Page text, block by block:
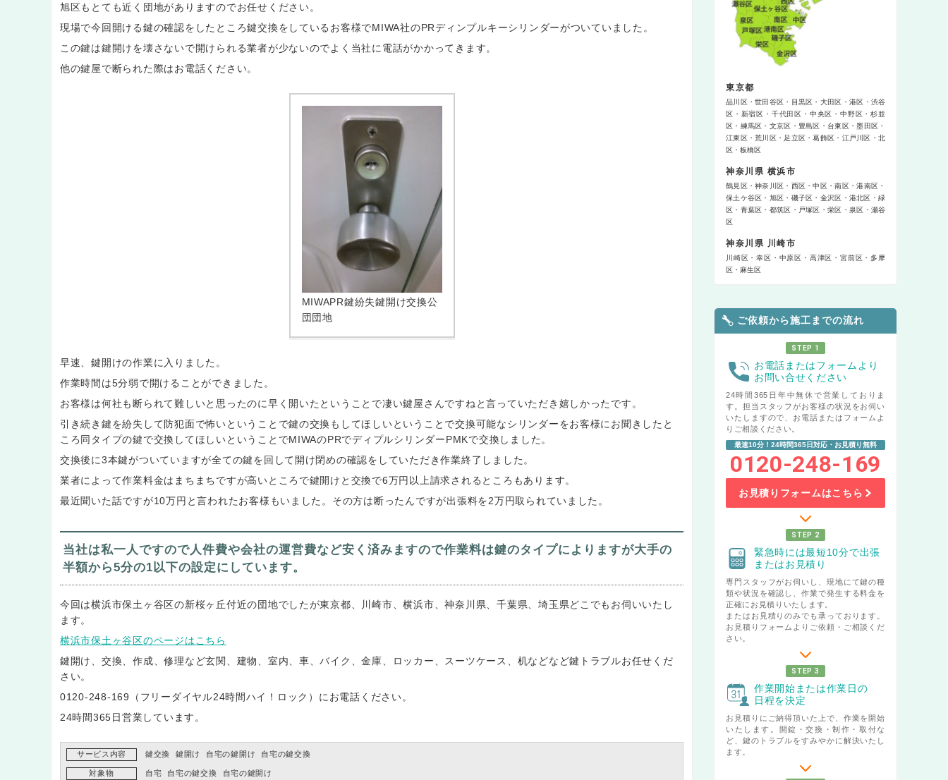
旭区もとても近く団地がありますのでお任せください。
現場で今回開ける鍵の確認をしたところ鍵交換をしているお客様でMIWA社のPRディンプルキーシリンダーがついていました。
この鍵は鍵開けを壊さないで開けられる業者が少ないのでよく当社に電話がかかってきます。
他の鍵屋で断られた際はお電話ください。
MIWAPR鍵紛失鍵開け交換公
団団地
早速、鍵開けの作業に入りました。
作業時間は5分弱で開けることができました。
お客様は何社も断られて難しいと思ったのに早く開いたということで凄い鍵屋さんですねと言っていただき嬉しかったです。
引き続き鍵を紛失して防犯面で怖いということで鍵の交換もしてほしいということで交換可能なシリンダーをお客様にお聞きしたと
ころ同タイプの鍵で交換してほしいということでMIWAのPRでディプルシリンダーPMKで交換しました。
交換後に3本鍵がついていますが全ての鍵を回して開け閉めの確認をしていただき作業終了しました。
業者によって作業料金はまちまちですが高いところで鍵開けと交換で6万円以上請求されるところもあります。
最近聞いた話ですが10万円と言われたお客様もいました。その方は断ったんですが出張料を2万円取られていました。
当社は私一人ですので人件費や会社の運営費など安く済みますので作業料は鍵のタイプによりますが大手の
半額から5分の1以下の設定にしています。
今回は横浜市保土ヶ谷区の新桜ヶ丘付近の団地でしたが東京都、川崎市、横浜市、神奈川県、千葉県、埼玉県どこでもお伺いいたし
ます。
横浜市保土ヶ谷区のページはこちら
鍵開け、交換、作成、修理など玄関、建物、室内、車、バイク、金庫、ロッカー、スーツケース、机などなど鍵トラブルお任せくだ
さい。
0120-248-169（フリーダイヤル24時間ハイ！ロック）にお電話ください。
24時間365日営業しています。
サービス内容 鍵交換 鍵開け 自宅の鍵開け 自宅の鍵交換
対象物 自宅 自宅の鍵交換 自宅の鍵開け
東京都
品川区 世田谷区 目黒区 大田区 港区
渋谷
区
新宿区 千代田区 中央区 中野区
杉並
区
練馬区 文京区 豊島区 台東区
墨田区
江東区
荒川区 足立区 葛飾区 江戸川区
北
区
板橋区
神奈川県 横浜市
鶴見区 神奈川区 西区 中区 南区
港南区
保土ケ谷区
旭区 磯子区 金沢区 港北区
緑
区
青葉区 都筑区 戸塚区 栄区 泉区
瀬谷
区
神奈川県 川崎市
川崎区 幸区 中原区 高津区 宮前区
多摩
区
麻生区
ご依頼から施工までの流れ
STEP 1
お電話またはフォームより
お問い合せください
24時間365日年中無休で営業しておりま
す。担当スタッフがお客様の状況をお伺い
いたしますので、お電話またはフォームよ
りご相談ください。
最速10分！24時間365日対応・お見積り無料
0120-248-169
お見積りフォームはこちら
STEP 2
緊急時には最短10分で出張
またはお見積り
専門スタッフがお伺いし、現地にて鍵の種
類や状況を確認し、作業で発生する料金を
正確にお見積りいたします。
またはお見積りのみでも承っております。
お見積りフォームよりご依頼・ご相談くだ
さい。
STEP 3
作業開始または作業日の
日程を決定
お見積りにご納得頂いた上で、作業を開始
いたします。開錠・交換・制作・取付な
ど、鍵のトラブルをすみやかに解決いたし
ます。